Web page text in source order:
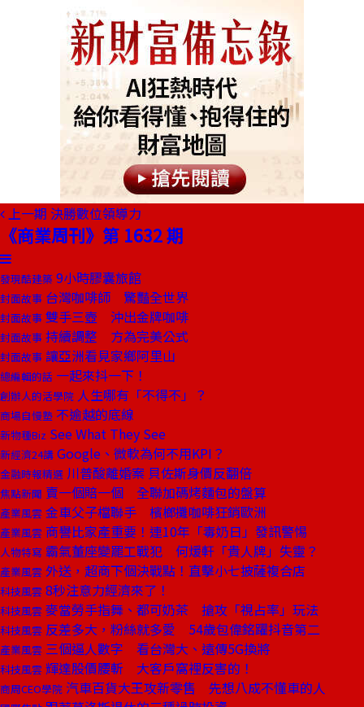
上一期 決勝數位領導力
《商業周刊》第 1632 期
發現酷建築 9小時膠囊旅館
封面故事 台灣咖啡師 驚豔全世界
封面故事 雙手三壺 沖出金牌咖啡
封面故事 持續調整 方為完美公式
封面故事 讓亞洲看見家鄉阿里山
總編輯的話 一起來抖一下！
創辦人的活學院 人生哪有「不得不」？
商場自慢塾 不逾越的底線
新物種Biz See What They See
新經濟24講 Google、微軟為何不用KPI？
金融時報精選 川普酸離婚案 貝佐斯身價反翻倍
焦點新聞 賣一個賠一個 全聯加碼烤麵包的盤算
產業風雲 金車父子檔聯手 檳榔攤咖啡狂銷歐洲
產業風雲 商譽比家產重要！連10年「毒奶日」發訊警惕
人物特寫 霸氣董座變罷工戰犯 何煖軒「貴人牌」失靈？
產業風雲 外送，超商下個決戰點！直擊小七披薩複合店
科技風雲 8秒注意力經濟來了！
科技風雲 麥當勞手指舞、都可奶茶 搶攻「視占率」玩法
科技風雲 反差多大，粉絲就多愛 54歲包偉銘躍抖音第二
產業風雲 三個逼人數字 看台灣大、遠傳5G換將
科技風雲 輝達股價腰斬 大客戶窩裡反害的！
商周CEO學院 汽車百貨大王攻新零售 先想八成不懂車的人